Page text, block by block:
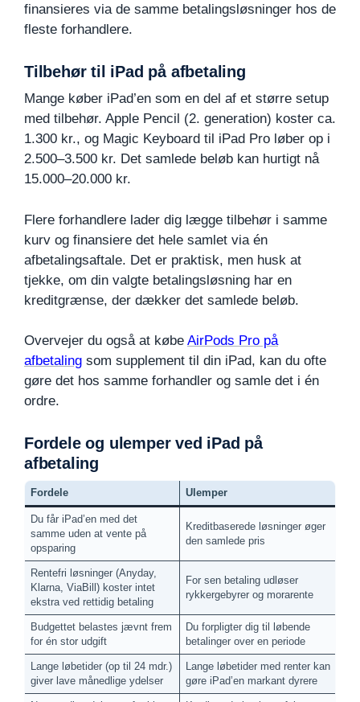
finansieres via de samme betalingsløsninger hos de
fleste forhandlere.
Tilbehør til iPad på afbetaling
Mange køber iPad’en som en del af et større setup
med tilbehør. Apple Pencil (2. generation) koster ca.
1.300 kr., og Magic Keyboard til iPad Pro løber op i
2.500–3.500 kr. Det samlede beløb kan hurtigt nå
15.000–20.000 kr.
Flere forhandlere lader dig lægge tilbehør i samme
kurv og finansiere det hele samlet via én
afbetalingsaftale. Det er praktisk, men husk at
tjekke, om din valgte betalingsløsning har en
kreditgrænse, der dækker det samlede beløb.
Overvejer du også at købe AirPods Pro på
afbetaling som supplement til din iPad, kan du ofte
gøre det hos samme forhandler og samle det i én
ordre.
Fordele og ulemper ved iPad på
afbetaling
Fordele Ulemper
Du får iPad’en med det
samme uden at vente på
opsparing
Kreditbaserede løsninger øger
den samlede pris
Rentefri løsninger (Anyday,
Klarna, ViaBill) koster intet
ekstra ved rettidig betaling
For sen betaling udløser
rykkergebyrer og morarente
Budgettet belastes jævnt frem
for én stor udgift
Du forpligter dig til løbende
betalinger over en periode
Lange løbetider (op til 24 mdr.)
giver lave månedlige ydelser
Lange løbetider med renter kan
gøre iPad’en markant dyrere